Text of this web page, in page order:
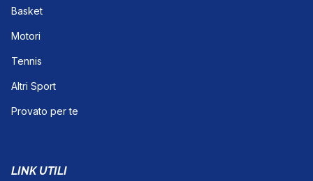
Basket
Motori
Tennis
Altri Sport
Provato per te
LINK UTILI